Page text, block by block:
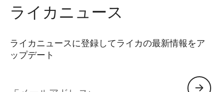
ライカニュース
ライカニュースに登録してライカの最新情報をア
ップデート